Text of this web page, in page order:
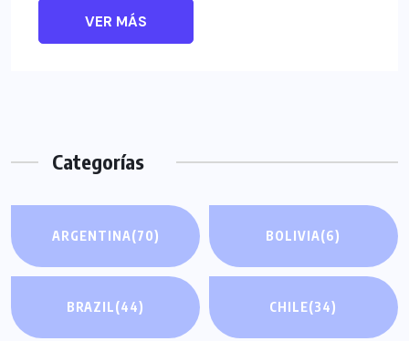
VER MÁS
Categorías
ARGENTINA(70) BOLIVIA(6)
BRAZIL(44) CHILE(34)